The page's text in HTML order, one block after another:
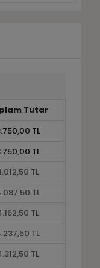
Tutar
TL
TL
TL
TL
TL
TL
TL